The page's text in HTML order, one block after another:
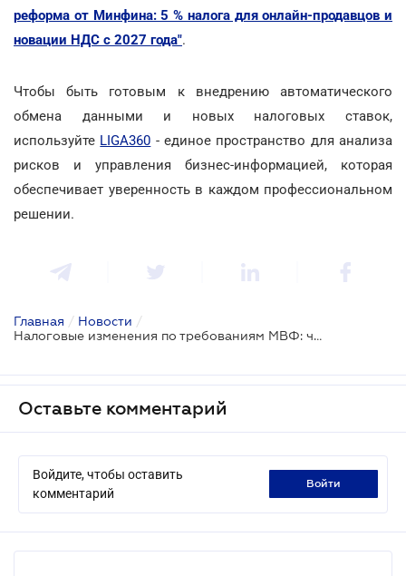
реформа от Минфина: 5 % налога для онлайн-продавцов и
новации НДС с 2027 года".
Чтобы быть готовым к внедрению автоматического
обмена данными и новых налоговых ставок,
используйте LIGA360 - единое пространство для анализа
рисков и управления бизнес-информацией, которая
обеспечивает уверенность в каждом профессиональном
решении.
Главная / Новости /
Налоговые изменения по требованиям МВФ: что предусматривает новый законопроект
Оставьте комментарий
Войдите, чтобы оставить
комментарий
войти